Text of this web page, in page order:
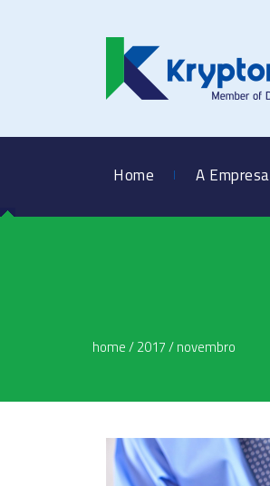
Home A Empresa
home/2017/novembro